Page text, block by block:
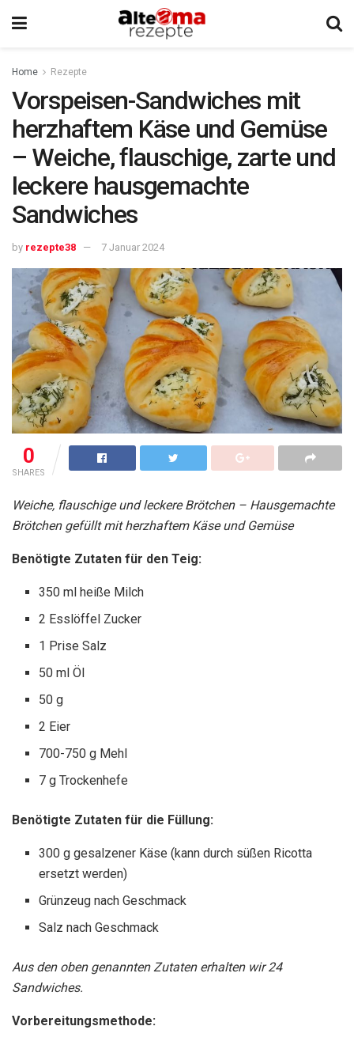
Home Rezepte
Vorspeisen-Sandwiches mit
herzhaftem Käse und Gemüse
– Weiche, flauschige, zarte und
leckere hausgemachte
Sandwiches
by rezepte38 7 Januar 2024
0
SHARES
Weiche, flauschige und leckere Brötchen – Hausgemachte
Brötchen gefüllt mit herzhaftem Käse und Gemüse
Benötigte Zutaten für den Teig:
350 ml heiße Milch
2 Esslöffel Zucker
1 Prise Salz
50 ml Öl
50 g
2 Eier
700-750 g Mehl
7 g Trockenhefe
Benötigte Zutaten für die Füllung:
300 g gesalzener Käse (kann durch süßen Ricotta
ersetzt werden)
Grünzeug nach Geschmack
Salz nach Geschmack
Aus den oben genannten Zutaten erhalten wir 24
Sandwiches.
Vorbereitungsmethode: